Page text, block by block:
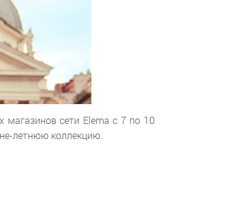
сети Elema с 7 по 10
летнюю коллекцию.